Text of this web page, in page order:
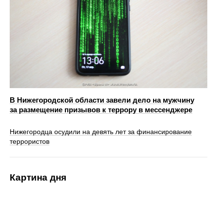
В Нижегородской области завели дело на мужчину
за размещение призывов к террору в мессенджере
Нижегородца осудили на девять лет за финансирование
террористов
Картина дня